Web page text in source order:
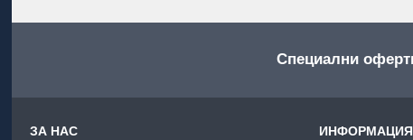
Специални
ЗА НАС ИНФОРМАЦИЯ